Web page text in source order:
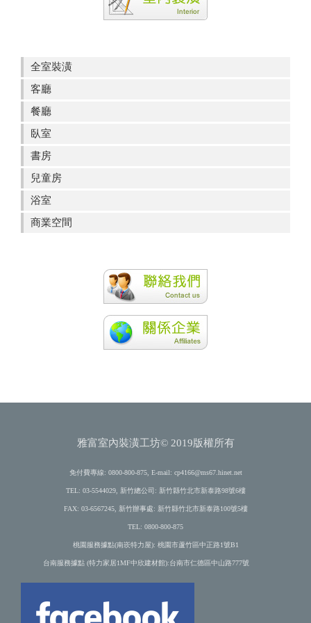
全室裝潢
客廳
餐廳
臥室
書房
兒童房
浴室
商業空間
雅富室內裝潢工坊© 2019版權所有
免付費專線: 0800-800-875, E-mail: cp4166@ms67.hinet.net
TEL: 03-5544029, 新竹總公司: 新竹縣竹北市新泰路98號6樓
FAX: 03-6567245, 新竹辦事處: 新竹縣竹北市新泰路100號5樓
TEL: 0800-800-875
桃園服務據點(南崁特力屋): 桃園市蘆竹區中正路1號B1
台南服務據點 (特力家居1MF中欣建材館):台南市仁德區中山路777號